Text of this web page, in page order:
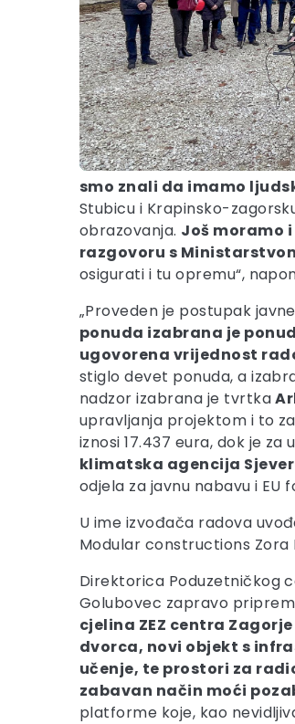
smo znali da imamo
Stubicu i Krapinsko-
obrazovanja. Još moramo
razgovoru s
osigurati i tu opremu“,
„Proveden je postupak
ponuda izabrana je
ugovorena vrijednost
stiglo devet ponuda, a
nadzor izabrana je tvrtka
upravljanja projektom i to
iznosi 17.437 eura, dok je
klimatska agencija
odjela za javnu nabavu i EU
U ime izvođača radova
Modular constructions Zora
Direktorica Poduzetničkog
Golubovec zapravo
cjelina ZEZ centra
dvorca, novi objekt s
učenje, te prostori za
zabavan način moći
platforme koje, kao